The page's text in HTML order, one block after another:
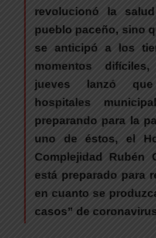
revolucionó la
pueblo paceño, sino
se anticipó a los
momentos
jueves lanzó
hospitales
preparando para la
uno de éstos, el
Complejidad Rubén
está preparado para
en cuanto se
casos” de